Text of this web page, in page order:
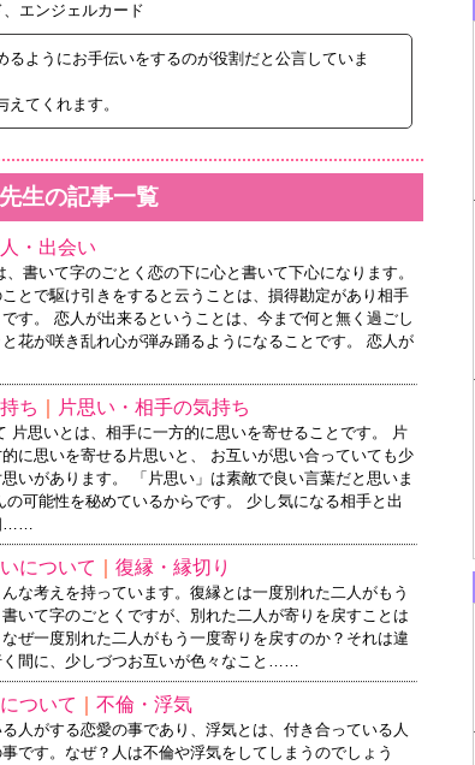
エンジェルカード
ようにお手伝いをするのが役割だと公言していま
てくれます。
生の記事一覧
・出会い
書いて字のごとく恋の下に心と書いて下心になります。
とで駆け引きをすると云うことは、損得勘定があり相手
す。 恋人が出来るということは、今まで何と無く過ごし
花が咲き乱れ心が弾み踊るようになることです。 恋人が
ち 片思い・相手の気持ち
片思いとは、相手に一方的に思いを寄せることです。 片
に思いを寄せる片思いと、 お互いが思い合っていても少
いがあります。 「片思い」は素敵で良い言葉だと思いま
の可能性を秘めているからです。 少し気になる相手と出
……
について ｜復縁・縁切り
な考えを持っています。復縁とは一度別れた二人がもう
いて字のごとくですが、別れた二人が寄りを戻すことは
ぜ一度別れた二人がもう一度寄りを戻すのか？それは違
く間に、少しづつお互いが色々なこと……
ついて ｜不倫・浮気
人がする恋愛の事であり、浮気とは、付き合っている人
です。なぜ？人は不倫や浮気をしてしまうのでしょう